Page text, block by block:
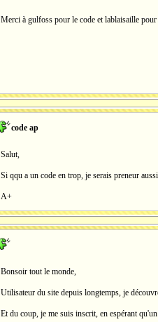
Merci à gulfoss pour le code et lablaisaille
code ap
Salut,
Si qqu a un code en trop, je serais preneur
A+
Bonsoir tout le monde,
Utilisateur du site depuis longtemps, je
Et du coup, je me suis inscrit, en espérant